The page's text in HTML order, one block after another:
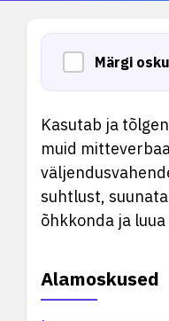
Märgi
Kasutab ja
muid
suhtlust,
õhkkonda ja
Alamoskused